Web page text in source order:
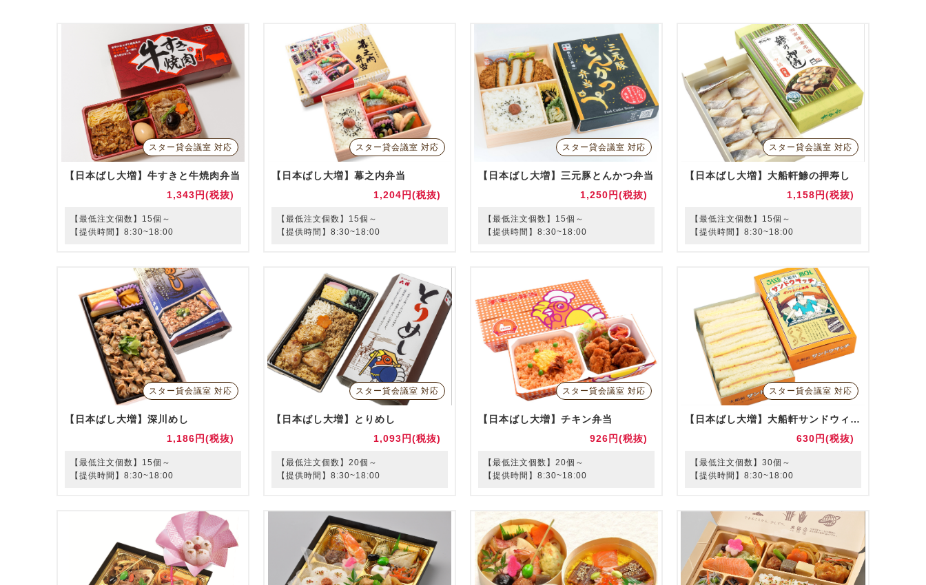
【日本ばし大増】牛すきと牛焼肉弁当
1,343円(税抜)
【最低注文個数】15個～
【提供時間】8:30~18:00
スター貸会議室 対応
【日本ばし大増】幕之内弁当
1,204円(税抜)
【最低注文個数】15個～
【提供時間】8:30~18:00
スター貸会議室 対応
【日本ばし大増】三元豚とんかつ弁当
1,250円(税抜)
【最低注文個数】15個～
【提供時間】8:30~18:00
スター貸会議室 対応
【日本ばし大増】大船軒鯵の押寿し
1,158円(税抜)
【最低注文個数】15個～
【提供時間】8:30~18:00
スター貸会議室 対応
【日本ばし大増】深川めし
1,186円(税抜)
【最低注文個数】15個～
【提供時間】8:30~18:00
スター貸会議室 対応
【日本ばし大増】とりめし
1,093円(税抜)
【最低注文個数】20個～
【提供時間】8:30~18:00
スター貸会議室 対応
【日本ばし大増】チキン弁当
926円(税抜)
【最低注文個数】20個～
【提供時間】8:30~18:00
スター貸会議室 対応
【日本ばし大増】大船軒サンドウィッチ
630円(税抜)
【最低注文個数】30個～
【提供時間】8:30~18:00
スター貸会議室 対応